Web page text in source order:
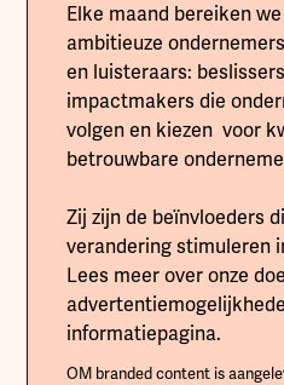
Elke maand bereiken
ambitieuze
en luisteraars:
impactmakers die
volgen en kiezen voor
betrouwbare
Zij zijn de beïnvloeders
verandering stimuleren
Lees meer over onze
informatiepagina.
OM branded content is